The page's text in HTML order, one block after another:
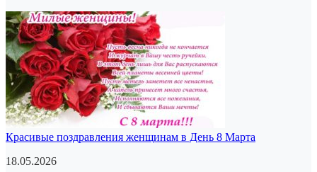
Красивые поздравления женщинам в День 8 Марта
18.05.2026